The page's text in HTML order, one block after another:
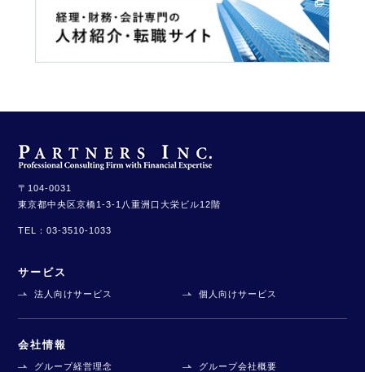
〒104-0031
東京都中央区京橋1-3-1 八重洲口大栄ビル12階
TEL：03-3510-1033
サービス
法人向けサービス 個人向けサービス
会社情報
グループ経営理念 グループ会社概要